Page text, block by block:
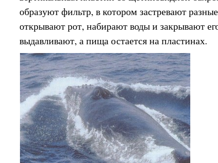
образуют фильтр, в котором застревают
открывают рот, набирают воды и закрывают
выдавливают, а пища остается на пластинах.